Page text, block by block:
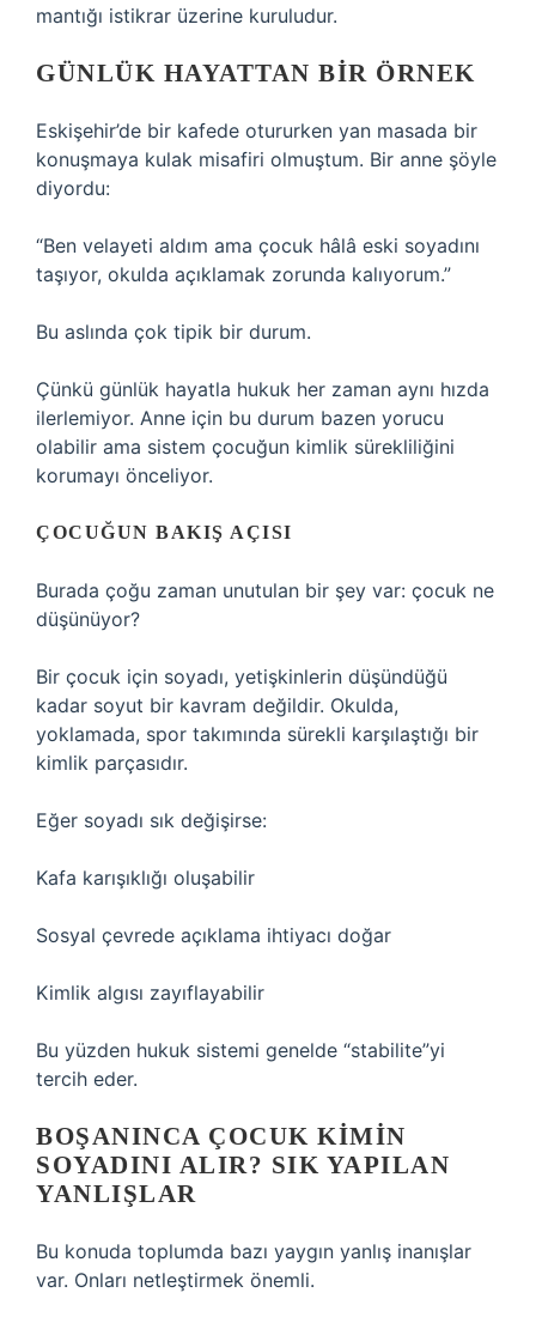
mantığı istikrar üzerine kuruludur.
GÜNLÜK HAYATTAN BIR ÖRNEK
Eskişehir’de bir kafede otururken yan masada bir
konuşmaya kulak misafiri olmuştum. Bir anne şöyle
diyordu:
“Ben velayeti aldım ama çocuk hâlâ eski soyadını
taşıyor, okulda açıklamak zorunda kalıyorum.”
Bu aslında çok tipik bir durum.
Çünkü günlük hayatla hukuk her zaman aynı hızda
ilerlemiyor. Anne için bu durum bazen yorucu
olabilir ama sistem çocuğun kimlik sürekliliğini
korumayı önceliyor.
ÇOCUĞUN BAKIŞ AÇISI
Burada çoğu zaman unutulan bir şey var: çocuk ne
düşünüyor?
Bir çocuk için soyadı, yetişkinlerin düşündüğü
kadar soyut bir kavram değildir. Okulda,
yoklamada, spor takımında sürekli karşılaştığı bir
kimlik parçasıdır.
Eğer soyadı sık değişirse:
Kafa karışıklığı oluşabilir
Sosyal çevrede açıklama ihtiyacı doğar
Kimlik algısı zayıflayabilir
Bu yüzden hukuk sistemi genelde “stabilite”yi
tercih eder.
BOŞANINCA ÇOCUK KIMIN
SOYADINI ALIR? SIK YAPILAN
YANLIŞLAR
Bu konuda toplumda bazı yaygın yanlış inanışlar
var. Onları netleştirmek önemli.